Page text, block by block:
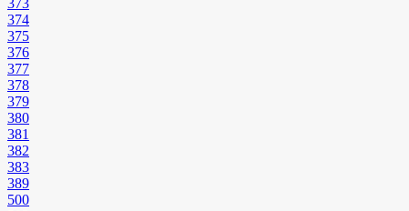
373
374
375
376
377
378
379
380
381
382
383
389
500